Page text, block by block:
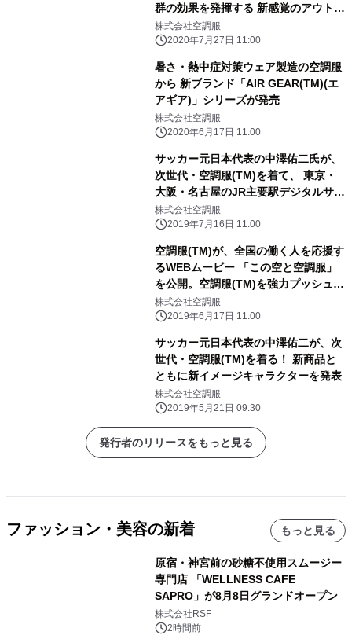
群の効果を発揮する 新感覚のアウトド
アウェア紹介動画を続々アップ
株式会社空調服
2020年7月27日 11:00
暑さ・熱中症対策ウェア製造の空調服
から 新ブランド「AIR GEAR(TM)(エ
アギア)」シリーズが発売
株式会社空調服
2020年6月17日 11:00
サッカー元日本代表の中澤佑二氏が、
次世代・空調服(TM)を着て、 東京・
大阪・名古屋のJR主要駅デジタルサイ
ネージに出現！
株式会社空調服
2019年7月16日 11:00
空調服(TM)が、全国の働く人を応援す
るWEBムービー 「この空と空調服」
を公開。空調服(TM)を強力プッシュす
る 人気動画クリエイターたちも続々、
動画をアップ！
株式会社空調服
2019年6月17日 11:00
サッカー元日本代表の中澤佑二が、次
世代・空調服(TM)を着る！ 新商品と
ともに新イメージキャラクターを発表
株式会社空調服
2019年5月21日 09:30
発行者のリリースをもっと見る
ファッション・美容の新着 もっと見る
原宿・神宮前の砂糖不使用スムージー
専門店 「WELLNESS CAFE
SAPRO」が8月8日グランドオープン
株式会社RSF
2時間前